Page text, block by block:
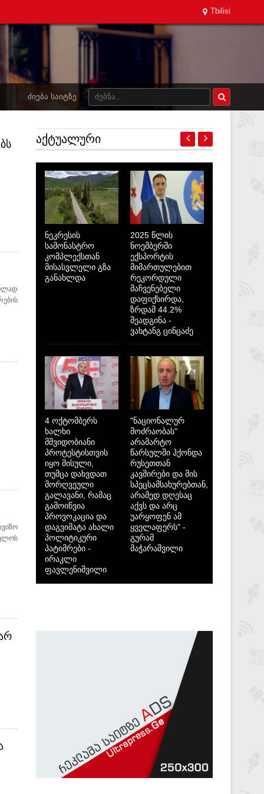
Tbilisi
ᲫᲘᲔᲑᲐ ᲡᲐᲘᲢᲖᲔ
ᲐᲥᲢᲣᲐᲚᲣᲠᲘ
ნეკრესის
სამონასტრო
კომპლექსთან
მისასვლელი გზა
განახლდა
2025 წლის
ნოემბერში
ექსპორტის
მიმართულებით
რეკორდული
მაჩვენებელი
დაფიქსირდა,
ზრდამ 44.2%
შეადგინა -
ვახტანგ ცინცაძე
4 ოქტომბერს
ხალხი
მშვიდობიანი
პროტესტისთვის
იყო მისული,
თუმცა დახვდათ
მორღვეული
გალავანი, რამაც
გამოიწვია
პროვოკაცია და
დაგვიმატა ახალი
პოლიტიკური
პატიმრები -
ირაკლი
ფავლენიშვილი
"ნაციონალურ
მოძრაობას"
არამარტო
წარსულში ჰქონდა
რუსეთთან
კავშირები და მის
სპეცსამსახურებთან,
არამედ დღესაც
აქვს და არც
უარყოფენ ამ
ყველაფერს" -
გურამ
მაჭარაშვილი